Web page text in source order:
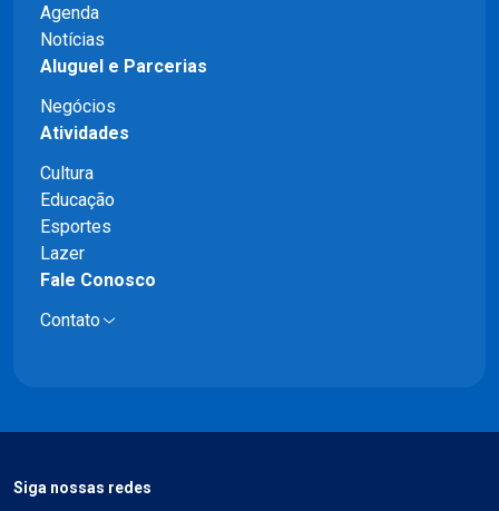
Agenda
Notícias
Aluguel e Parcerias
Negócios
Atividades
Cultura
Educação
Esportes
Lazer
Fale Conosco
Contato
Siga nossas redes